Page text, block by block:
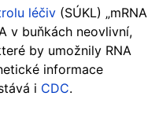
léčiv (SÚKL) „mRNA
v buňkách neovlivní,
by umožnily RNA
informace
i CDC.